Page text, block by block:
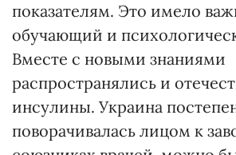
показателям. Это имело
обучающий и
Вместе с новыми знаниями
распространялись и
инсулины. Украина
поворачивалась лицом к